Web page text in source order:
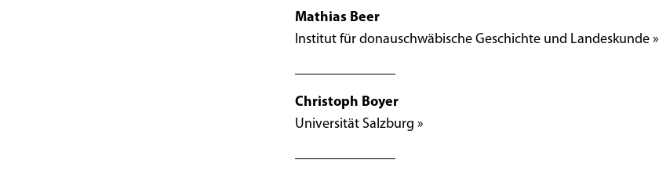
Mathias Beer
Institut für donauschwäbische Geschichte und Landeskunde »
Christoph Boyer
Universität Salzburg »